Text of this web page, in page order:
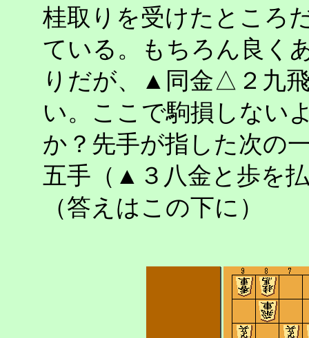
桂取りを受けたところ
ている。もちろん良く
りだが、▲同金△２九
い。ここで駒損しない
か？先手が指した次の
五手（▲３八金と歩を
（答えはこの下に）